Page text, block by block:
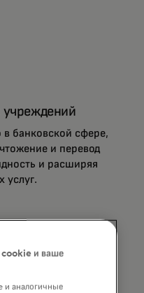
банковской сфере,
и перевод
и расширяя
услуг.
cookie и ваше
аналогичные